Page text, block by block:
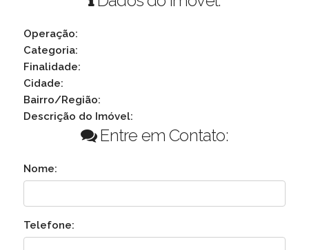
Operação:
Categoria:
Finalidade:
Cidade:
Bairro/Região:
Descrição do Imóvel:
Entre em Contato:
Nome:
Telefone: